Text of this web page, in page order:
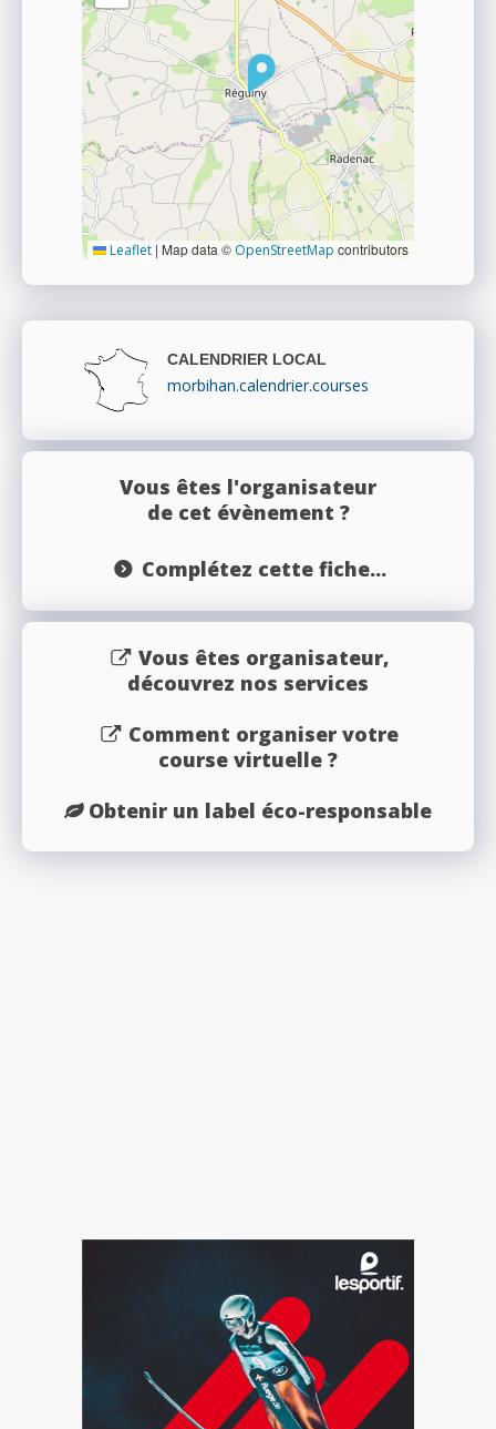
Leaflet | Map data ©OpenStreetMap contributors
CALENDRIER LOCAL
morbihan.calendrier.courses
Vous êtes l'organisateur
de cet évènement ?
Complétez cette fiche...
Vous êtes organisateur,
découvrez nos services
Comment organiser votre
course virtuelle ?
Obtenir un label éco-responsable